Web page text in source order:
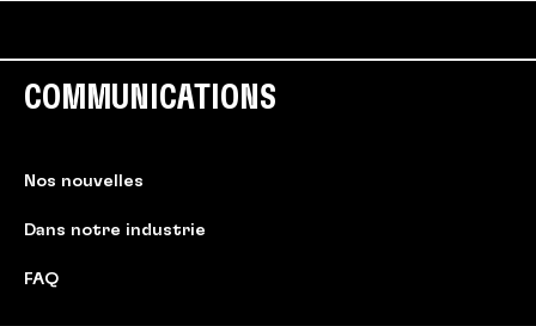
COMMUNICATIONS
Nos nouvelles
Dans notre industrie
FAQ